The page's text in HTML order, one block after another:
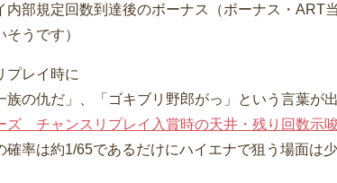
内部規定回数到達後のボーナス（ボーナス・ART
うです）
プレイ時に
族の仇だ」、「ゴキブリ野郎がっ」という言葉が
ズ チャンスリプレイ入賞時の天井・残り回数示唆
確率は約1/65であるだけにハイエナで狙う場面は少